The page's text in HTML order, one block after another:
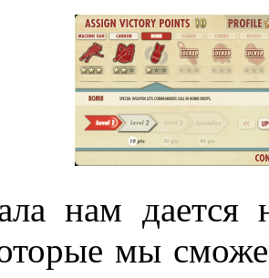
нам дается
мы